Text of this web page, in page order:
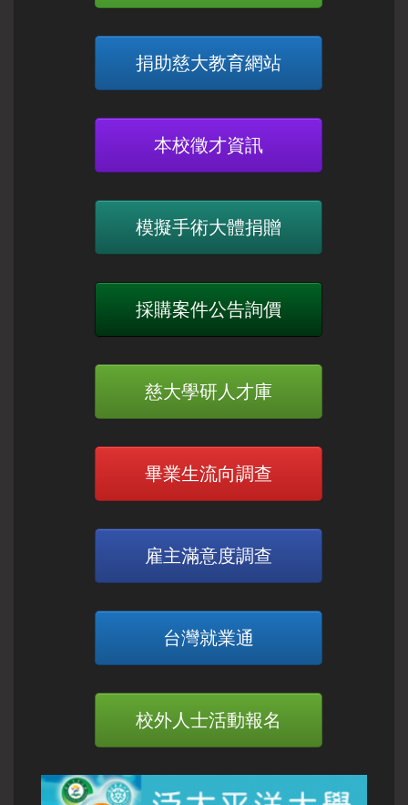
捐助慈大教育網站
本校徵才資訊
模擬手術大體捐贈
採購案件公告詢價
慈大學研人才庫
畢業生流向調查
雇主滿意度調查
台灣就業通
校外人士活動報名